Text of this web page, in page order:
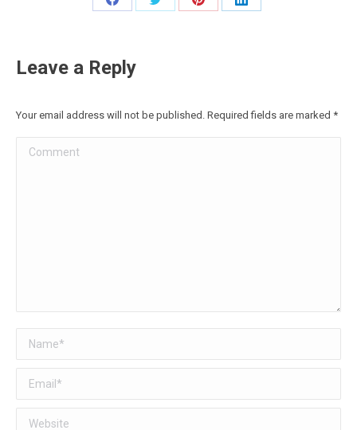
Share
Facebook
Share
Share
Share
Leave a Reply
Your email address will not be published. Required fields are marked *
Comment
Name *
Email *
Website